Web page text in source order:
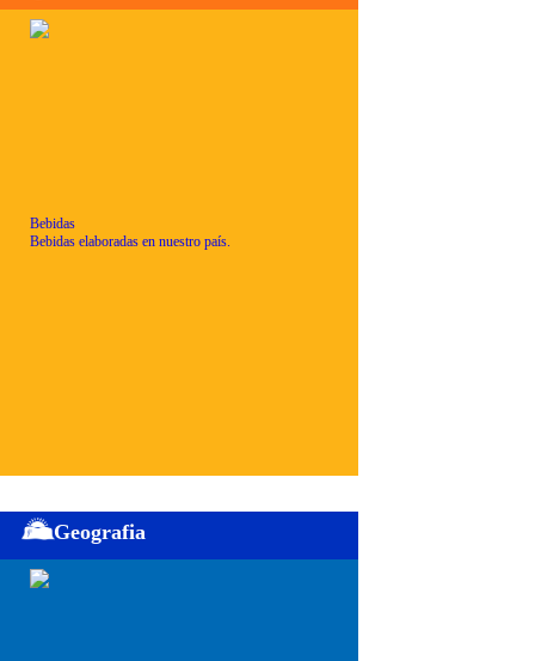
Bebidas
Bebidas elaboradas en nuestro país.
Geografia